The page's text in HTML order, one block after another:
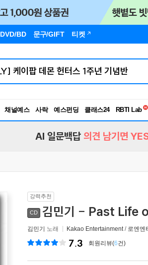
DVD/BD 문구/GIFT 티켓
채널예스 사락 예스펀딩 클래스24
독서유형검
AI 일문백답 의견 남기면
강력추천
CD 김민기 - Past Life
김민기 노래 Kakao Entertainment/ 로엔엔
7.3 회원리뷰(6건)